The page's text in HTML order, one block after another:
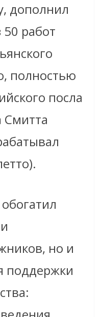
дополнил
50 работ
полностью
посла
Смитта
но и
поддержки